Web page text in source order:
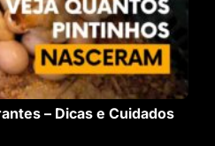
– Dicas e Cuidados